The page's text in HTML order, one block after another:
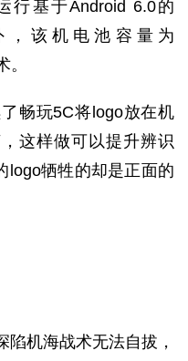
行基于Android 6.0的
，该机电池容量为
畅玩5C将logo放在机
这样做可以提升辨识
logo牺牲的却是正面的
陷机海战术无法自拔，